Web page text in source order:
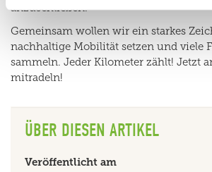
anzuschließen.
Gemeinsam wollen wir ein starkes
nachhaltige Mobilität setzen und viele
sammeln. Jeder Kilometer zählt! Jetzt
mitradeln!
ÜBER DIESEN ARTIKEL
Veröffentlicht am